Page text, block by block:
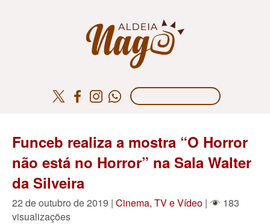
Funceb realiza a mostra “O Horror
não está no Horror” na Sala Walter
da Silveira
22 de outubro de 2019 | Cinema, TV e Vídeo |
183
visualizações